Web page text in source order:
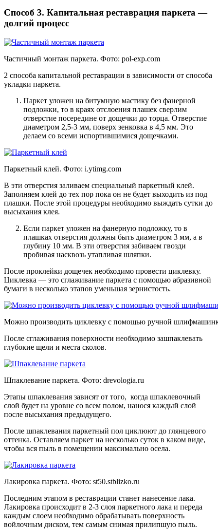
Способ 3. Капитальная реставрация паркета —
долгий процесс
Частичный монтаж паркета. Фото: pol-exp.com
2 способа капитальной реставрации в зависимости от способа
укладки паркета.
Паркет уложен на битумную мастику без фанерной
подложки, то в краях отслоения плашек сверлим
отверстие посередине от дощечки до торца. Отверстие
диаметром 2,5-3 мм, поверх зенковка в 4,5 мм. Это
делаем со всеми испортившимися дощечками.
Паркетный клей. Фото: i.ytimg.com
В эти отверстия заливаем специальный паркетный клей.
Заполняем клей до тех пор пока он не будет выходить из под
плашки. После этой процедуры необходимо выждать сутки до
высыхания клея.
Если паркет уложен на фанерную подложку, то в
плашках отверстия должны быть диаметром 3 мм, а в
глубину 10 мм. В эти отверстия забиваем гвозди
пробивая насквозь утапливая шляпки.
После проклейки дощечек необходимо провести циклевку.
Циклевка — это сглаживание паркета с помощью абразивной
бумаги в несколько этапов уменьшая зернистость.
Можно производить циклевку с помощью ручной
После сглаживания поверхности необходимо зашпаклевать
глубокие щели и места сколов.
Шпаклевание паркета. Фото: drevologia.ru
Этапы шпаклевания зависят от того, когда шпаклевочный
слой будет на уровне со всем полом, нанося каждый слой
после высыхания предыдущего.
После шпаклевания паркетный пол циклюют до глянцевого
оттенка. Оставляем паркет на несколько суток в каком виде,
чтобы вся пыль в помещении максимально осела.
Лакировка паркета. Фото: st50.stblizko.ru
Последним этапом в реставрации станет нанесение лака.
Лакировка происходит в 2-3 слоя паркетного лака и переда
каждым слоем необходимо обрабатывать поверхность
войлочным диском, тем самым снимая прилипшую пыль.